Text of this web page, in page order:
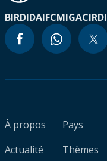
BIRDIDAIFCMIGACIRDI
À propos
Actualité
Pays
Thèmes